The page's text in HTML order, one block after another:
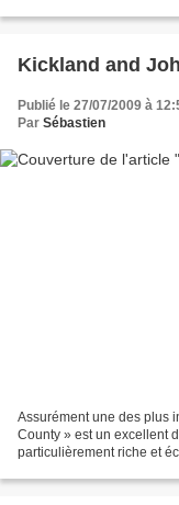
Kickland and
Publié le 27/07/2009 à
Par Sébastien
Assurément une des plus
County » est un excellent
particulièrement riche et